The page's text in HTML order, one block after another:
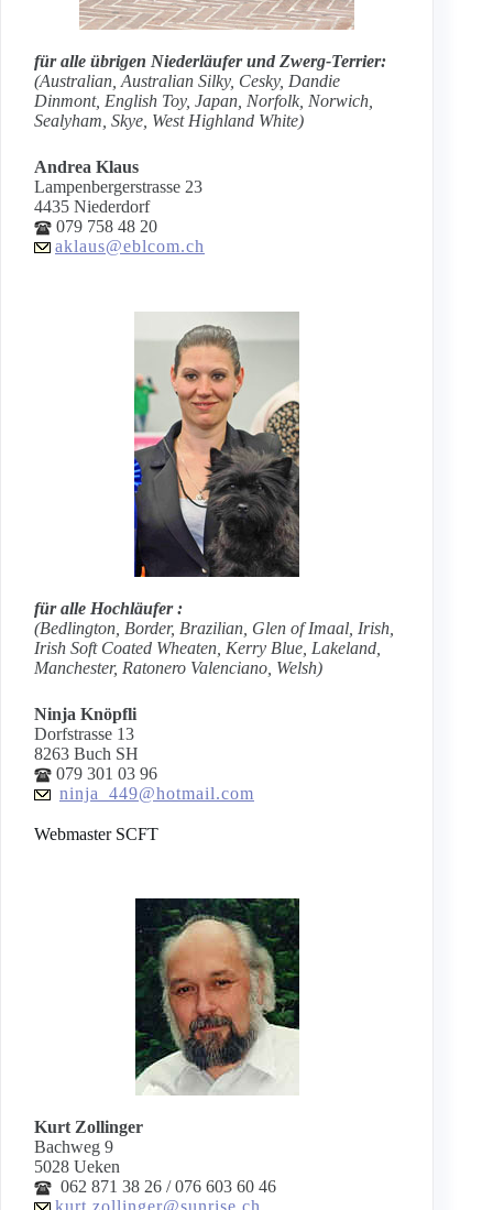
für alle übrigen Niederläufer und Zwerg-Terrier:
(Australian, Australian Silky, Cesky, Dandie
Dinmont, English Toy, Japan, Norfolk, Norwich,
Sealyham, Skye, West Highland White)
Andrea Klaus
Lampenbergerstrasse 23
4435 Niederdorf
079 758 48 20
aklaus@eblcom.ch
für alle Hochläufer :
(Bedlington, Border, Brazilian, Glen of Imaal, Irish,
Irish Soft Coated Wheaten, Kerry Blue, Lakeland,
Manchester, Ratonero Valenciano, Welsh)
Ninja Knöpfli
Dorfstrasse 13
8263 Buch SH
079 301 03 96
ninja_449@hotmail.com
Webmaster SCFT
Kurt Zollinger
Bachweg 9
5028 Ueken
062 871 38 26 / 076 603 60 46
kurt.zollinger@sunrise.ch